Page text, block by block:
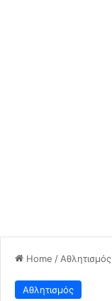
Home / Αθλητισμός
Αθλητισμός